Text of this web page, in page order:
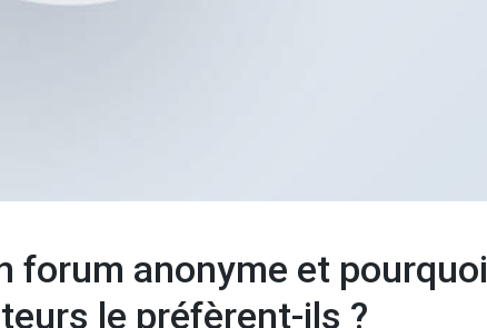
forum anonyme et pourquoi
le préfèrent-ils ?